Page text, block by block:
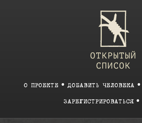
О ПРОЕКТЕ ДОБАВИТЬ ЧЕЛОВЕКА
ЗАРЕГИСТРИРОВАТЬСЯ